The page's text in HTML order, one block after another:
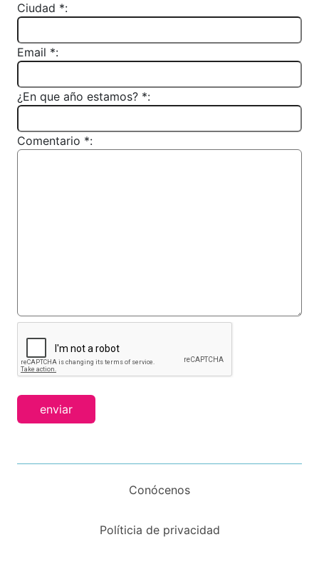
Ciudad *:
Email *:
¿En que año estamos? *:
Comentario *:
enviar
Conócenos
Políticia de privacidad